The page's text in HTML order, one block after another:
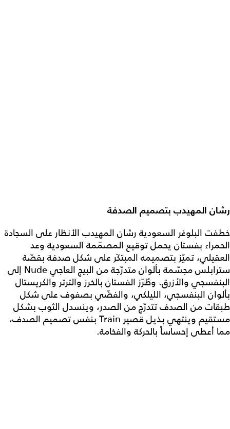
رشان المهيدب بتصميم الصدفة
خطفت البلوغر السعودية رشان المهيدب الأنظار على السجادة
الحمراء بفستان يحمل توقيع المصمّمة السعودية وعد
العقيلي، تميّز بتصميمه المبتكَر على شكل صدفة بقصّة
سترابلس مجسّمة بألوان متدرّجة من البيج العاجي Nude إلى
البنفسجي والأزرق. وطُرّز الفستان بالخرز والترتر والكريستال
بألوان البنفسجي، الليلكي، والفضّي بصفوف على شكل
طبقات من الصدف تتدرّج من الصدر، وينسدل الثوب بشكل
مستقيم وينتهي بذيل قصير Train بنفس تصميم الصدف،
مما أعطى إحساساً بالحركة والفخامة.